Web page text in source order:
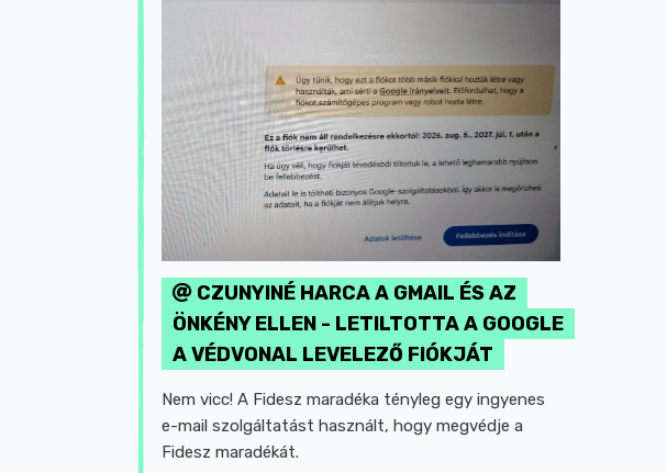
CZUNYINÉ HARCA A GMAIL ÉS AZ
ÖNKÉNY ELLEN - LETILTOTTA A GOOGLE
A VÉDVONAL LEVELEZŐ FIÓKJÁT
Nem vicc! A Fidesz maradéka tényleg egy ingyenes
e-mail szolgáltatást használt, hogy megvédje a
Fidesz maradékát.